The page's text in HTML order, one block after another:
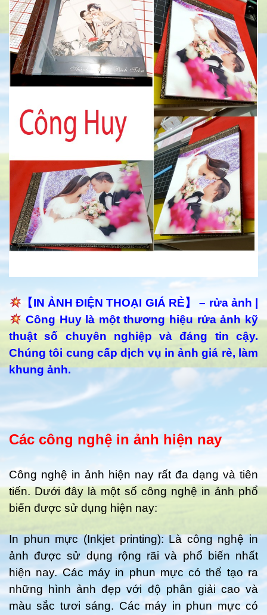
【IN ẢNH ĐIỆN THOẠI GIÁ RẺ】 – rửa ảnh |
Công Huy là một thương hiệu rửa ảnh kỹ
thuật số chuyên nghiệp và đáng tin cậy.
Chúng tôi cung cấp dịch vụ in ảnh giá rẻ, làm
khung ảnh.
Các công nghệ in ảnh hiện nay
Công nghệ in ảnh hiện nay rất đa dạng và tiên
tiến. Dưới đây là một số công nghệ in ảnh phổ
biến được sử dụng hiện nay:
In phun mực (Inkjet printing): Là công nghệ in
ảnh được sử dụng rộng rãi và phổ biến nhất
hiện nay. Các máy in phun mực có thể tạo ra
những hình ảnh đẹp với độ phân giải cao và
màu sắc tươi sáng. Các máy in phun mực có